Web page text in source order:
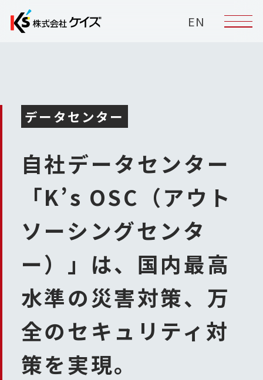
データセンター
自社データセンター
「K’s OSC（アウト
ソーシングセンタ
ー）」は、 国内最高
水準の災害対策、 万
全のセキュリティ対
策を実現。
EN